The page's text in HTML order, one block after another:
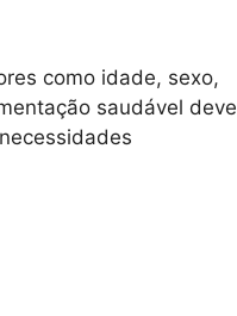
como idade, sexo,
saudável deve